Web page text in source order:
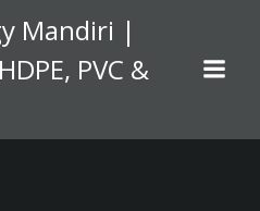
to
content
Mandiri |
PVC &